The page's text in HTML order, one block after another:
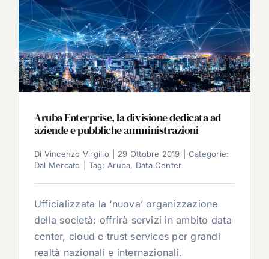
Aruba Enterprise, la divisione dedicata ad
aziende e pubbliche amministrazioni
Di Vincenzo Virgilio 29 Ottobre 2019
Categorie:
Dal Mercato
Tag: Aruba, Data Center
Ufficializzata la ‘nuova’ organizzazione
della società: offrirà servizi in ambito data
center, cloud e trust services per grandi
realtà nazionali e internazionali.